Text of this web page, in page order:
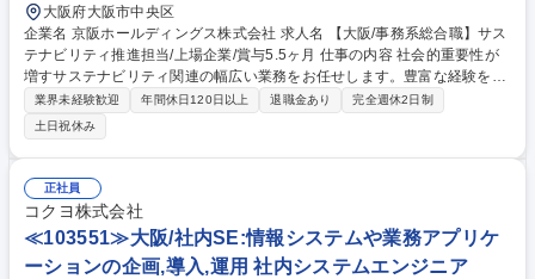
大阪府大阪市中央区
企業名 京阪ホールディングス株式会社 求人名 【大阪/事務系総合職】サス
テナビリティ推進担当/上場企業/賞与5.5ヶ月 仕事の内容 社会的重要性が
増すサステナビリティ関連の幅広い業務をお任せします。豊富な経験を積
みながら、多角的な事業を展開する京阪グループの中核を担う人材とし
て、中長期的にご活躍いただきます。 ■グループ全体のサステナビリテ
ィ、ESGに関するデータ管理、情報収集、戦略立案と推進。一例として環
境経営の推進(CO2削減、サーキュラーエコノミー、生物多様性 等) ■非財
務情報の開示対応(統合報告書、有価証券報告書 等) ■京阪版SDGｓたる
「BIOSTYLE」のグループ内外への浸透、PR ※将来的には経理や人事な
どの他部署への配置転換も想定されており、幅広い事務業務へのキャリア
展開が可能です。 募集職種 【大阪/事務系総合職】サステナビリティ推進
担当/上場企業/賞与5.5ヶ月
業界未経験歓迎 年間休日120日以上 退職金あり
完全週休2日制
土日祝休み
正社員
コクヨ株式会社
≪103551≫大阪/社内SE:情報システムや業務アプリケ
ーションの企画,導入,運用 社内システムエンジニア